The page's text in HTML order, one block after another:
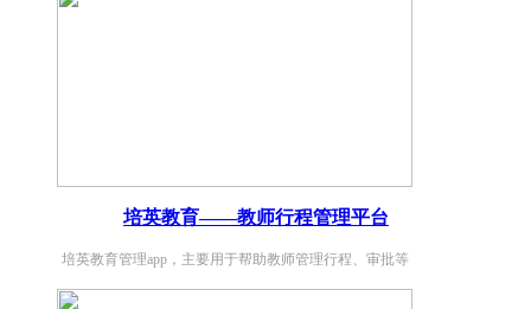
培英教育——教师行程管理平台
培英教育管理app，主要用于帮助教师管理行程、审批等